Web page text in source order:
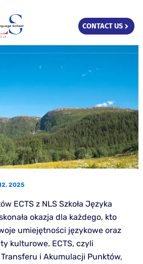
CONTACT US
2025
ECTS z NLS Szkoła Języka
okazja dla każdego, kto
umiejętności językowe oraz
kulturowe. ECTS, czyli
i Akumulacji Punktów,